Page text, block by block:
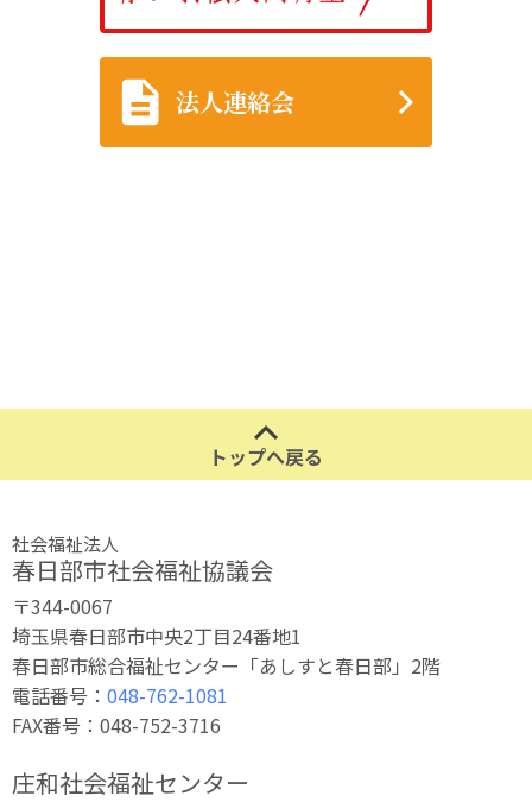
法人連絡会
トップへ戻る
社会福祉法人
春日部市社会福祉協議会
〒344-0067
埼玉県春日部市中央2丁目24番地1
春日部市総合福祉センター「あしすと春日部」2階
電話番号： 048-762-1081
FAX番号：048-752-3716
庄和社会福祉センター